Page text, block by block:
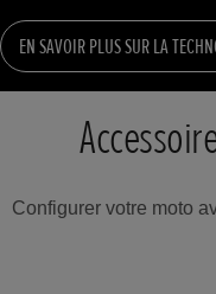
EN SAVOIR PLUS SUR LA
Configurer votre moto